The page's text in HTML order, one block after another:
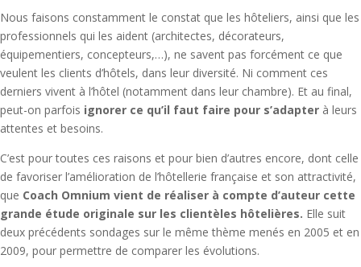
Nous faisons constamment le constat que les hôteliers, ainsi que les
professionnels qui les aident (architectes, décorateurs,
équipementiers, concepteurs,…), ne savent pas forcément ce que
veulent les clients d’hôtels, dans leur diversité. Ni comment ces
derniers vivent à l’hôtel (notamment dans leur chambre). Et au final,
peut-on parfois ignorer ce qu’il faut faire pour s’adapter à leurs
attentes et besoins.
C’est pour toutes ces raisons et pour bien d’autres encore, dont celle
de favoriser l’amélioration de l’hôtellerie française et son attractivité,
que Coach Omnium vient de réaliser à compte d’auteur cette
grande étude originale sur les clientèles hôtelières. Elle suit
deux précédents sondages sur le même thème menés en 2005 et en
2009, pour permettre de comparer les évolutions.